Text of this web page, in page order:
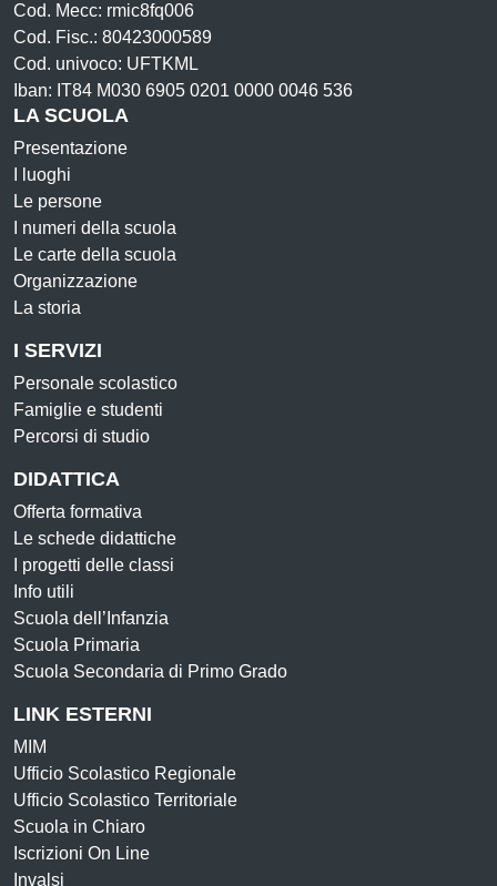
Cod. Mecc: rmic8fq006
Cod. Fisc.: 80423000589
Cod. univoco: UFTKML
Iban: IT84 M030 6905 0201 0000 0046 536
LA SCUOLA
Presentazione
I luoghi
Le persone
I numeri della scuola
Le carte della scuola
Organizzazione
La storia
I SERVIZI
Personale scolastico
Famiglie e studenti
Percorsi di studio
DIDATTICA
Offerta formativa
Le schede didattiche
I progetti delle classi
Info utili
Scuola dell’Infanzia
Scuola Primaria
Scuola Secondaria di Primo Grado
LINK ESTERNI
MIM
Ufficio Scolastico Regionale
Ufficio Scolastico Territoriale
Scuola in Chiaro
Iscrizioni On Line
Invalsi